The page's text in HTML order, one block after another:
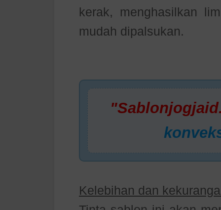
kerak, menghasilkan
mudah dipalsukan.
Kelebihan dan